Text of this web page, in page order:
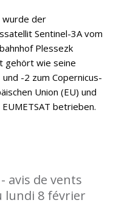
wurde der
Sentinel-3A vom
Plessezk
gehört wie seine
-2 zum Copernicus-
Union (EU) und
betrieben.
avis de vents
lundi 8 février